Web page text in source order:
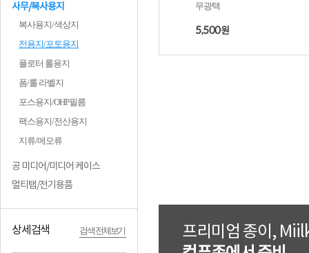
사무/복사용지
복사용지/색상지
전용지/포토용지
플로터 롤용지
폼/롤 라벨지
포스용지/OHP필름
팩스용지/전산용지
지류/메모류
공 미디어/미디어 케이스
멀티탭/전기용품
상세검색 검색 전체보기
무광택
5,500원
프리미엄 종이,